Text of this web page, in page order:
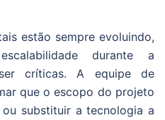
estão sempre evoluindo,
durante a
críticas. A equipe de
que o escopo do projeto
substituir a tecnologia a